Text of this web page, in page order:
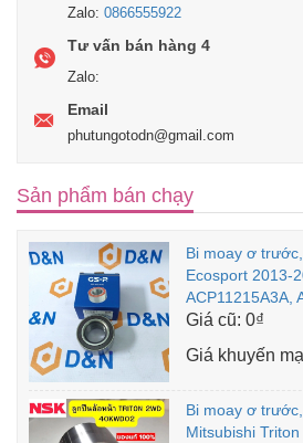
Zalo: 0866555922
Tư vấn bán hàng 4
Zalo:
Email
phutungotodn@gmail.com
Sản phẩm bán chạy
Bi moay ơ
Ecosport 2013-
ACP11215A3A,
Giá cũ: 0₫
Giá khuyến
Bi moay ơ
Mitsubishi